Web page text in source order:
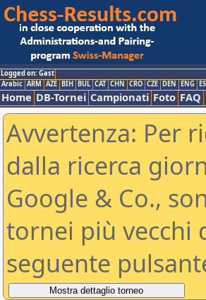
Logged on: Gast
Arabic ARM AZE BIH BUL CAT CHN CRO CZE DEN ENG
Home DB-Tornei Campionati Foto FAQ
Avvertenza: Per
dalla ricerca
Google & Co.,
tornei più vecchi
seguente